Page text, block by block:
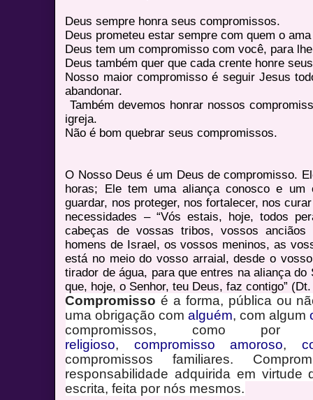
Deus sempre honra seus compromissos.
Deus prometeu estar sempre com quem o
Deus tem um compromisso com você, para
Deus também quer que cada crente honre
Nosso maior compromisso é seguir Jesus
abandonar.
Também devemos honrar nossos
igreja.
Não é bom quebrar seus compromissos.
O Nosso Deus é um Deus de compromisso.
horas; Ele tem uma aliança conosco e um
guardar, nos proteger, nos fortalecer, nos
necessidades – “Vós estais, hoje, todos
cabeças de vossas tribos, vossos
homens de Israel, os vossos meninos, as
está no meio do vosso arraial, desde o
tirador de água, para que entres na aliança
que, hoje, o Senhor, teu Deus, faz contigo”
Compromisso é a forma, pública ou
uma obrigação com alguém, com algum
compromissos, como por
religioso, compromisso amoroso,
compromissos familiares.
responsabilidade adquirida em virtude
escrita, feita por nós mesmos.